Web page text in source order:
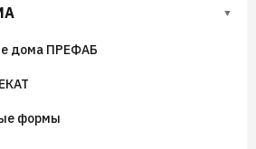
дома ПРЕФАБ
формы